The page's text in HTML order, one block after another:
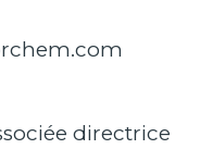
directrice